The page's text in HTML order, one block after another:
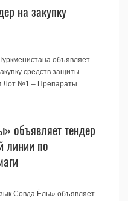
на закупку
объявляет
средств защиты
Лот №1 – Препараты...
объявляет тендер
линии по
Совда Ёлы» объявляет